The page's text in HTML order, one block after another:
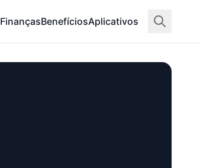
FinançasBenefíciosAplicativos